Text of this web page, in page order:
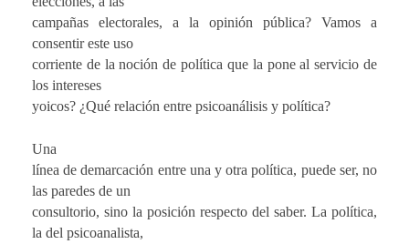
campañas electorales, a la opinión pública? Vamos a
consentir este uso
corriente de la noción de política que la pone al servicio de
los intereses
yoicos? ¿Qué relación entre psicoanálisis y política?
Una
línea de demarcación entre una y otra política, puede ser, no
las paredes de un
consultorio, sino la posición respecto del saber. La política,
la del psicoanalista,